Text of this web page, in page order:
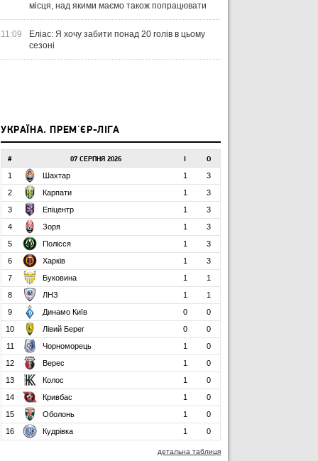
місця, над якими маємо також попрацювати
11:09
Еліас: Я хочу забити понад 20 голів в цьому
сезоні
УКРАЇНА. ПРЕМ'ЄР-ЛІГА
# 07 СЕРПНЯ 2026 О
1 Шахтар 1
3
2
Карпати 1
3
3
Епіцентр 1
3
4
Зоря 1
3
5
Полісся 1
3
6
Харків 1
3
7
Буковина 1
1
8
ЛНЗ 1
1
9
Динамо Київ 0
0
10
Лівий Берег 0
0
11
Чорноморець 1
0
12
Верес 1
0
13
Колос 1
0
14
Кривбас 1
0
15
Оболонь 1
0
16
Кудрівка 1 0
детальна таблиця